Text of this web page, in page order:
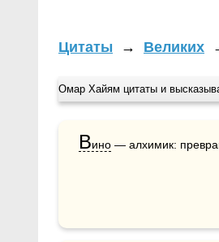
Цитаты → Великих
Омар Хайям цитаты и
Вино — алхимик: